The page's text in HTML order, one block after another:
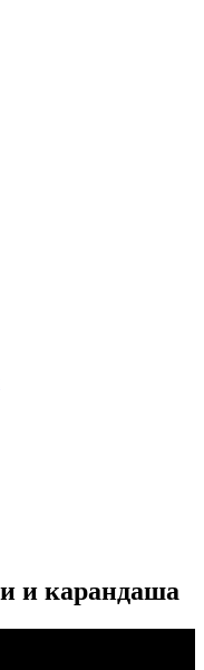
и карандаша